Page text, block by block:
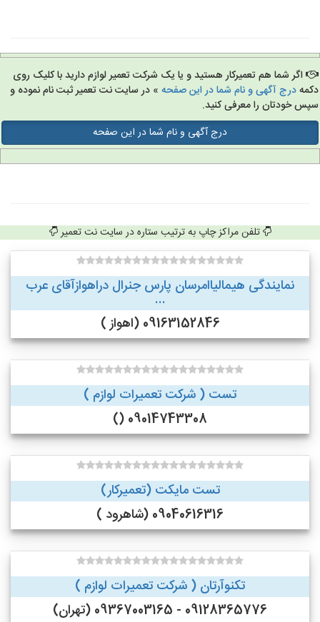
اگر شما هم تعمیرکار هستید و یا یک شرکت تعمیر لوازم دارید با کلیک روی
درج آگهی و نام شما در این صفحه» در سایت نت تعمیر ثبت نام نموده و
خودتان را معرفی کنید.
درج آگهی و نام شما در این صفحه
تلفن مراکز چاپ به ترتیب ستاره در سایت نت تعمیر
نمایندگی هیمالیاامرسان پارس جنرال دراهوازآقای عرب
...
09163152846 (اهواز )
تست ( شرکت تعمیرات لوازم )
09014743308 ()
تست مایکت (تعمیرکار)
09040616316 (شاهرود )
تکنوآرتان ( شرکت تعمیرات لوازم )
09128365776 - 09367003165 (تهران)